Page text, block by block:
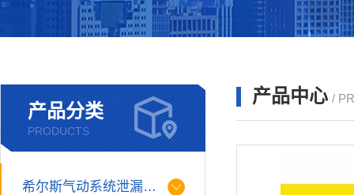
产品分类
PRODUCTS
希尔斯气动系统泄漏检测仪
产品中心 /